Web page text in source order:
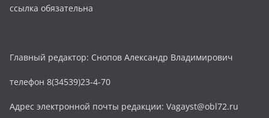
ссылка обязательна
Главный редактор: Снопов Александр Владимирович
телефон 8(34539)23-4-70
Адрес электронной почты редакции: Vagayst@obl72.ru